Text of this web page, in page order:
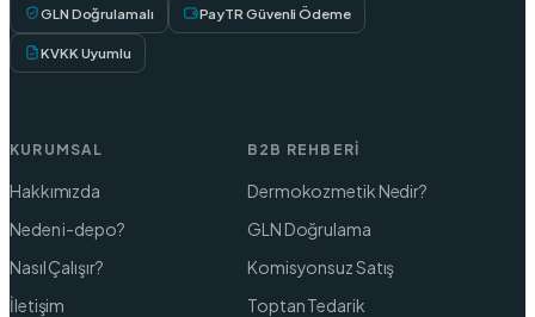
GLN Doğrulamalı PayTR Güvenli Ödeme
KVKK Uyumlu
KURUMSAL
Hakkımızda
Neden i-depo?
Nasıl Çalışır?
İletişim
B2B REHBERI
Dermokozmetik Nedir?
GLN Doğrulama
Komisyonsuz Satış
Toptan Tedarik